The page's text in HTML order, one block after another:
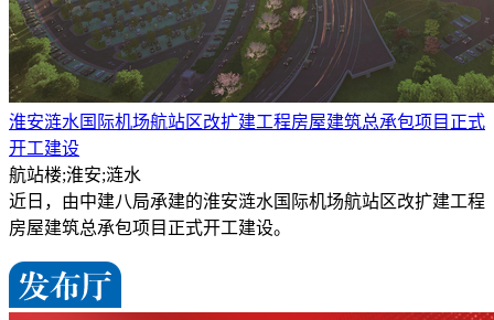
淮安涟水国际机场航站区改扩建工程房屋建筑总承包项目正式
开工建设
航站楼;淮安;涟水
近日，由中建八局承建的淮安涟水国际机场航站区改扩建工程
房屋建筑总承包项目正式开工建设。